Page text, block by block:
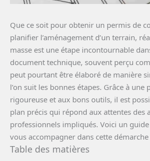
Que ce soit pour obtenir un permis de
planifier l’aménagement d’un terrain,
masse est une étape incontournable
document technique, souvent perçu
peut pourtant être élaboré de manière
l’on suit les bonnes étapes. Grâce à une
rigoureuse et aux bons outils, il est
plan précis qui répond aux attentes des
professionnels impliqués. Voici un
vous accompagner dans cette
Table des matières